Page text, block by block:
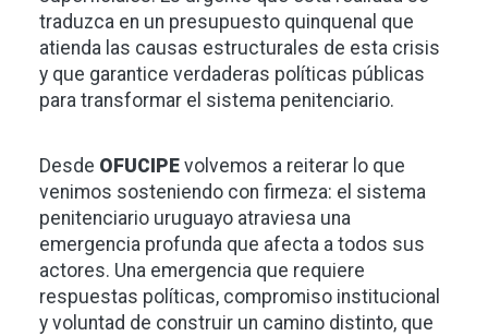
traduzca en un presupuesto quinquenal que
atienda las causas estructurales de esta crisis
y que garantice verdaderas políticas públicas
para transformar el sistema penitenciario.
Desde OFUCIPE volvemos a reiterar lo que
venimos sosteniendo con firmeza: el sistema
penitenciario uruguayo atraviesa una
emergencia profunda que afecta a todos sus
actores. Una emergencia que requiere
respuestas políticas, compromiso institucional
y voluntad de construir un camino distinto, que